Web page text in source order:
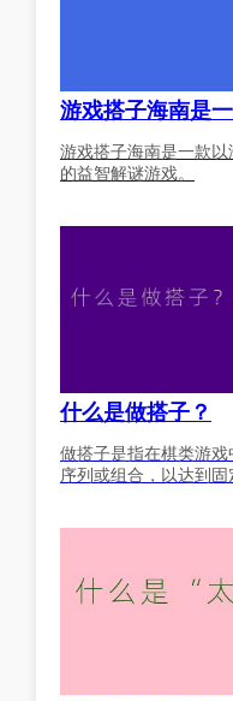
游戏搭子海南是
游戏搭子海南是一款
的益智解谜游戏。
什么是做搭子？
做搭子是指在棋类游
序列或组合，以达到固